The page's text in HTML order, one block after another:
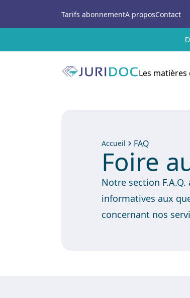
Tarifs abonnementA proposContact
Les
Accueil FAQ
Foire
Notre section
informatives aux
concernant nos